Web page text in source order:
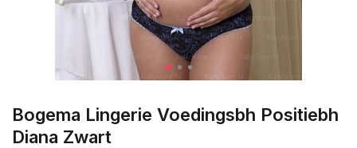
Bogema Lingerie Voedingsbh Positiebh
Diana Zwart